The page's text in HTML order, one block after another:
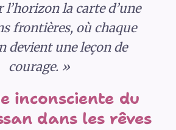
la carte d’une
frontières, où chaque
devient une leçon de
courage. »
inconsciente du
dans les rêves